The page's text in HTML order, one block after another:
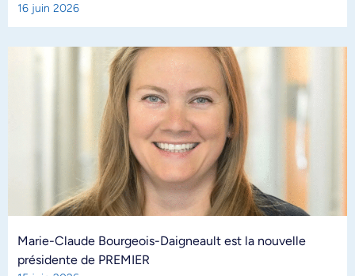
16 juin 2026
Marie-Claude Bourgeois-Daigneault est la nouvelle
présidente de PREMIER